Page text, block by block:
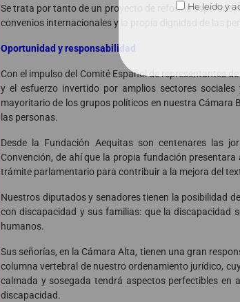
Se trata por tanto de un proyecto de reforma
convenios internacionales y la propia dignidad de las
Oportunidad y responsabilidad
Con el impulso del Comité Español de representantes
y el esfuerzo invertido por amplios sectores
mayoritario de los grupos políticos en nuestra Cámara
las personas.
Desde la Fundación Aequitas son centenares las
Convención, de ahí que la propia fundación
trámite parlamentario para contribuir a la mejora del
Nuestros diputados y senadores tienen la posibilidad
con discapacidad y sus familias: que la discapacidad
humanos.
Sus señorías, en la Cámara Alta, tienen una gran
columna vertebral de nuestro ordenamiento jurídico,
calmada y sosegada tendrá aspectos perfectibles en
discapacidad.
He leído y